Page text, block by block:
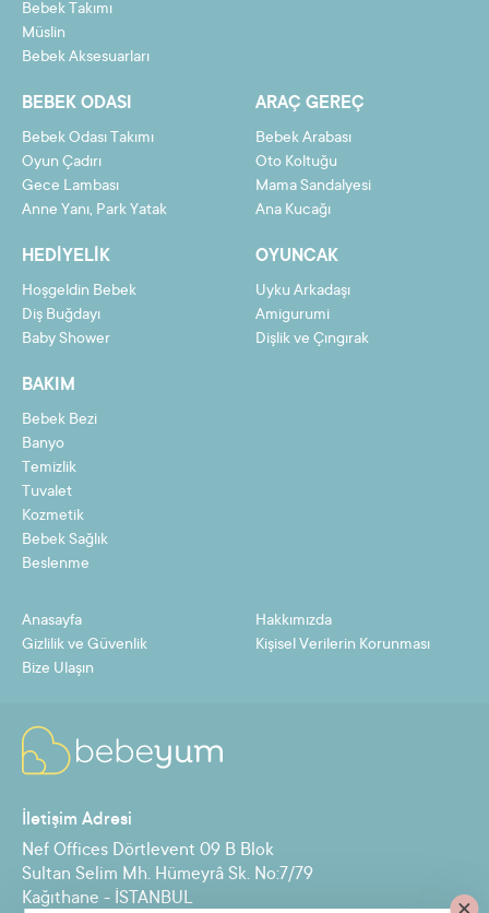
Bebek Takımı
Müslin
Bebek Aksesuarları
BEBEK ODASI
Bebek Odası Takımı
Oyun Çadırı
Gece Lambası
Anne Yanı, Park Yatak
ARAÇ GEREÇ
Bebek Arabası
Oto Koltuğu
Mama Sandalyesi
Ana Kucağı
HEDIYELIK
Hoşgeldin Bebek
Diş Buğdayı
Baby Shower
OYUNCAK
Uyku Arkadaşı
Amigurumi
Dişlik ve Çıngırak
BAKIM
Bebek Bezi
Banyo
Temizlik
Tuvalet
Kozmetik
Bebek Sağlık
Beslenme
Anasayfa
Hakkımızda
Gizlilik ve Güvenlik
Kişisel Verilerin Korunması
Bize Ulaşın
İletişim Adresi
Nef Offices Dörtlevent 09 B Blok
Sultan Selim Mh. Hümeyrâ Sk. No:7/79
Kağıthane - İSTANBUL